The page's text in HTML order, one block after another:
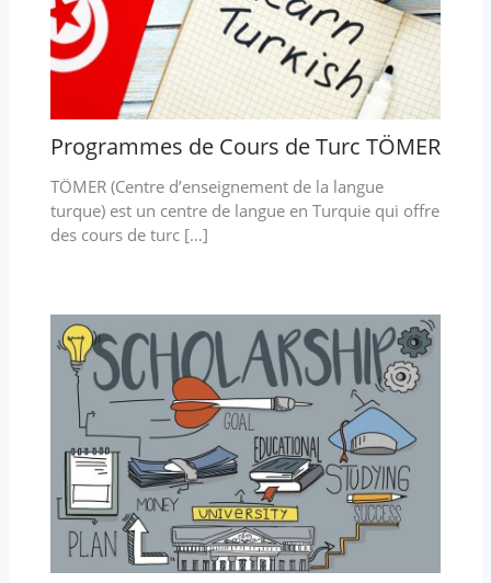
Programmes de Cours de Turc TÖMER
TÖMER (Centre d’enseignement de la langue
turque) est un centre de langue en Turquie qui offre
des cours de turc […]